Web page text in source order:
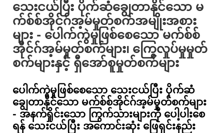
သေးငယ်ပြီး ပိုက်ဆံချွေတာနိုင်သော မ
က်စ်စ်အိုင်ဂ်အ့မ်မှုတ်စက်အမျိုးအစား
များ - ပေါက်ကွဲမှုဖြစ်စေသော မက်စ်စ်
အိုင်ဂ်အ့မ်မှုတ်စက်များ၊ ကြွေလှုပ်မှုမှုတ်
စက်များနှင့် ရှီအော်စူမှုတ်စက်များ
ပေါက်ကွဲမှုဖြစ်စေသော သေးငယ်ပြီး ပိုက်ဆံ
ချွေတာနိုင်သော မက်စ်စ်အိုင်ဂ်အ့မ်မှုတ်စက်များ
- အနက်ရှိုင်းသော ကြွက်သားများကို ပေါ့ပါးစေ
ရန် သေးငယ်ပြီး အကောင်းဆုံး ဖြေရှင်းနည်း